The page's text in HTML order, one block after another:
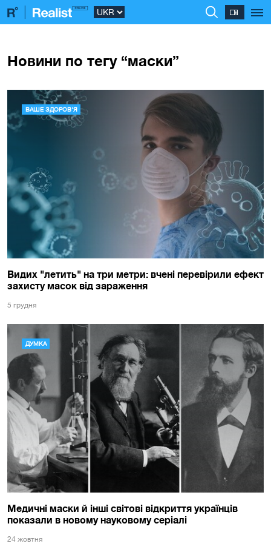
Новини по тегу “маски”
ВАШЕ ЗДОРОВ'Я
Видих "летить" на три метри: вчені перевірили ефект
захисту масок від зараження
5 грудня
ДУМКА
Медичні маски й інші світові відкриття українців
показали в новому науковому серіалі
24 жовтня